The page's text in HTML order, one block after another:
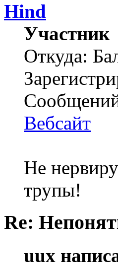
Hind
Участник
Откуда:
Вебсайт
Не
трупы!
Re:
uux